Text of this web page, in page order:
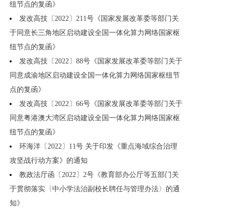
纽节点的复函》
发改高技〔2022〕211号《国家发展改革委等部门关
于同意长三角地区启动建设全国一体化算力网络国家枢
纽节点的复函》
发改高技〔2022〕88号《国家发展改革委等部门关于
同意成渝地区启动建设全国一体化算力网络国家枢纽节
点的复函》
发改高技〔2022〕66号《国家发展改革委等部门关于
同意粤港澳大湾区启动建设全国一体化算力网络国家枢
纽节点的复函》
环海洋〔2022〕11号 关于印发《重点海域综合治理
攻坚战行动方案》的通知
教政法厅函〔2022〕2号《教育部办公厅等五部门关
于贯彻落实〈中小学法治副校长聘任与管理办法〉的通
知》